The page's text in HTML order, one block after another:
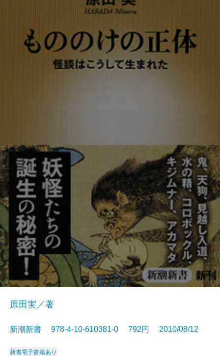
原田実／著
新潮新書 978-4-10-610381-0 792円 2010/08/12
新書電子書籍あり